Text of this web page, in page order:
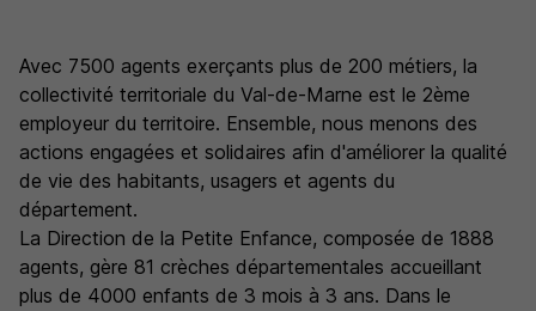
Avec 7500 agents exerçants plus de 200 métiers, la
collectivité territoriale du Val-de-Marne est le 2ème
employeur du territoire. Ensemble, nous menons des
actions engagées et solidaires afin d'améliorer la qualité
de vie des habitants, usagers et agents du
département.
La Direction de la Petite Enfance, composée de 1888
agents, gère 81 crèches départementales accueillant
plus de 4000 enfants de 3 mois à 3 ans. Dans le